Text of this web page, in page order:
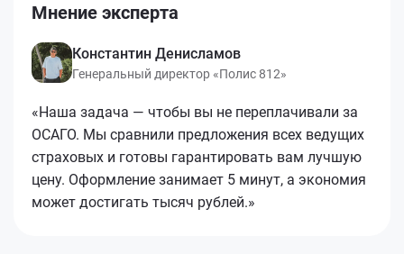
Мнение эксперта
Константин Денисламов
Генеральный директор «Полис 812»
«Наша задача — чтобы вы не переплачивали за
ОСАГО. Мы сравнили предложения всех ведущих
страховых и готовы гарантировать вам лучшую
цену. Оформление занимает 5 минут, а экономия
может достигать тысяч рублей.»